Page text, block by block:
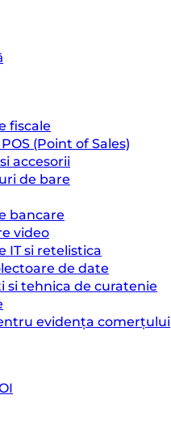
fiscale
(Point of Sales)
accesorii
de bare
bancare
video
IT si retelistica
de date
si tehnica de curatenie
evidența comerțului